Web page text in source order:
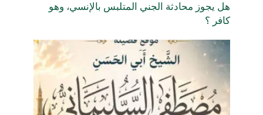
هل يجوز محادثة الجني المتلبس بالإنسي، وهو
كافر ؟